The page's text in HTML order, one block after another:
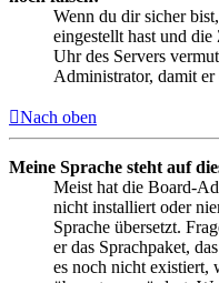
Wenn du dir sicher
eingestellt hast und
Uhr des Servers
Administrator, damit er
Nach oben
Meine Sprache steht auf
Meist hat die Board-
nicht installiert oder
Sprache übersetzt.
er das Sprachpaket,
es noch nicht existiert,